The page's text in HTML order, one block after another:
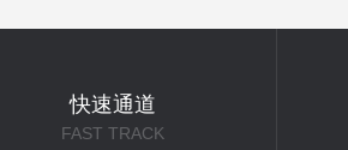
快速通道
FAST TRACK